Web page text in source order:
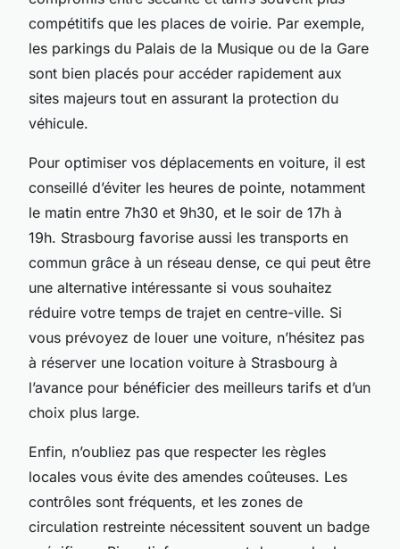
compétitifs que les places de voirie. Par exemple,
les parkings du Palais de la Musique ou de la Gare
sont bien placés pour accéder rapidement aux
sites majeurs tout en assurant la protection du
véhicule.
Pour optimiser vos déplacements en voiture, il est
conseillé d’éviter les heures de pointe, notamment
le matin entre 7h30 et 9h30, et le soir de 17h à
19h. Strasbourg favorise aussi les transports en
commun grâce à un réseau dense, ce qui peut être
une alternative intéressante si vous souhaitez
réduire votre temps de trajet en centre-ville. Si
vous prévoyez de louer une voiture, n’hésitez pas
à réserver une location voiture à Strasbourg à
l’avance pour bénéficier des meilleurs tarifs et d’un
choix plus large.
Enfin, n’oubliez pas que respecter les règles
locales vous évite des amendes coûteuses. Les
contrôles sont fréquents, et les zones de
circulation restreinte nécessitent souvent un badge